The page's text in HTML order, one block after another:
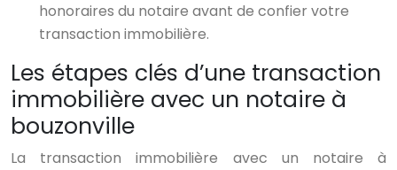
honoraires du notaire avant de confier votre
transaction immobilière.
Les étapes clés d’une transaction
immobilière avec un notaire à
bouzonville
La transaction immobilière avec un notaire à